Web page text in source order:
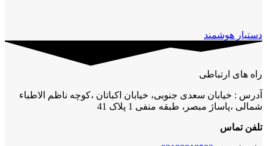
دستیار هوشمند
راه های ارتباطی
آدرس : خیابان سعدی جنوبی، خیابان اکباتان ،کوچه ناظم الاطباء
شمالی ،پاساژ مبصر، طبقه منفی 1 پلاک 41
تلفن تماس